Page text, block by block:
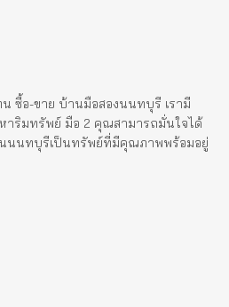
ซื้อ-ขาย บ้านมือสองนนทบุรี เรามี
าริมทรัพย์ มือ 2 คุณสามารถมั่นใจได้
นนทบุรีเป็นทรัพย์ที่มีคุณภาพพร้อมอยู่